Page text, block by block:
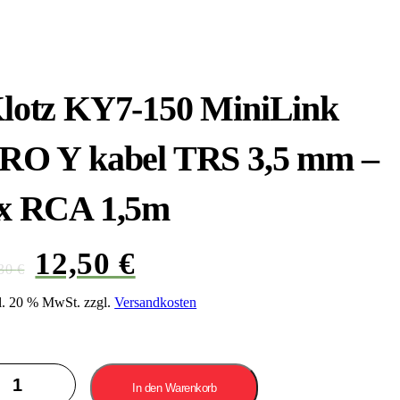
KY7-150 MiniLink
Y kabel TRS 3,5 mm –
RCA 1,5m
€
Ursprünglicher
Preis
24,30 €
12,50€
12,50 €.
20 % MwSt. zzgl.Versandkosten
In den Warenkorb